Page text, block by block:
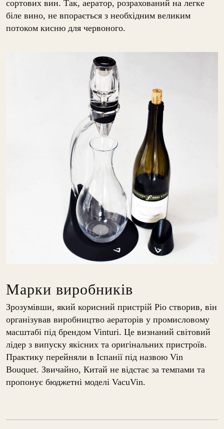
сортових вин. Так, аератор, розрахований на легке
біле вино, не впорається з необхідним великим
потоком кисню для червоного.
Марки виробників
Зрозумівши, який корисний пристрій Ріо створив, він
організував виробництво аераторів у промисловому
масштабі під брендом Vinturi. Це визнаний світовий
лідер з випуску якісних та оригінальних пристроїв.
Практику перейняли в Іспанії під назвою Vin
Bouquet. Звичайно, Китай не відстає за темпами та
пропонує бюджетні моделі VacuVin.